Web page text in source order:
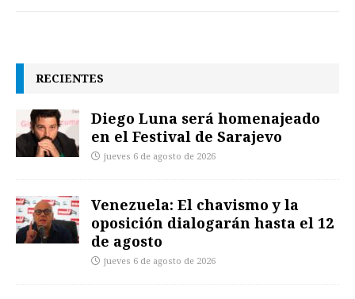
RECIENTES
Diego Luna será homenajeado
en el Festival de Sarajevo
jueves 6 de agosto de 2026
Venezuela: El chavismo y la
oposición dialogarán hasta el 12
de agosto
jueves 6 de agosto de 2026